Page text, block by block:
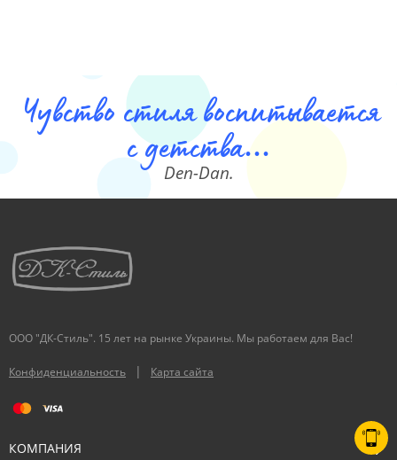
Чувство стиля воспитывается
с детства...
Den-Dan.
ООО "ДК-Стиль". 15 лет на рынке Украины. Мы работаем для Вас!
Конфиденциальность | Карта сайта
КОМПАНИЯ